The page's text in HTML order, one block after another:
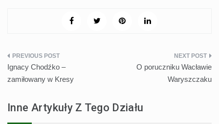
Nawigacja
wpisu
Ignacy Chodźko –
zamiłowany w Kresy
O poruczniku Wacławie
Waryszczaku
Inne Artykuły Z Tego Działu